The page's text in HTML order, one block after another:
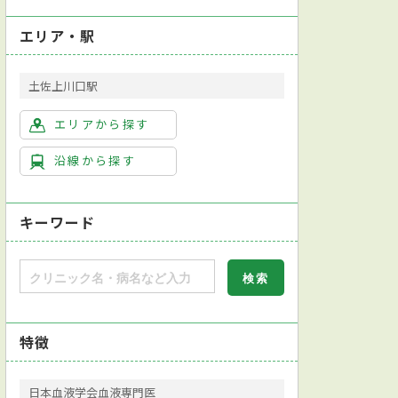
エリア・駅
土佐上川口駅
エリアから探す
沿線から探す
キーワード
特徴
日本血液学会血液専門医